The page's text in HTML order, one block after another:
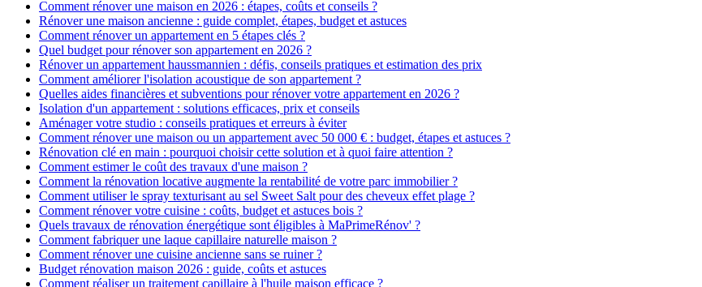
Comment rénover une maison en 2026 : étapes, coûts et conseils ?
Rénover une maison ancienne : guide complet, étapes, budget et astuces
Comment rénover un appartement en 5 étapes clés ?
Quel budget pour rénover son appartement en 2026 ?
Rénover un appartement haussmannien : défis, conseils pratiques et estimation des prix
Comment améliorer l'isolation acoustique de son appartement ?
Quelles aides financières et subventions pour rénover votre appartement en 2026 ?
Isolation d'un appartement : solutions efficaces, prix et conseils
Aménager votre studio : conseils pratiques et erreurs à éviter
Comment rénover une maison ou un appartement avec 50 000 € : budget, étapes et astuces ?
Rénovation clé en main : pourquoi choisir cette solution et à quoi faire attention ?
Comment estimer le coût des travaux d'une maison ?
Comment la rénovation locative augmente la rentabilité de votre parc immobilier ?
Comment utiliser le spray texturisant au sel Sweet Salt pour des cheveux effet plage ?
Comment rénover votre cuisine : coûts, budget et astuces bois ?
Quels travaux de rénovation énergétique sont éligibles à MaPrimeRénov' ?
Comment fabriquer une laque capillaire naturelle maison ?
Comment rénover une cuisine ancienne sans se ruiner ?
Budget rénovation maison 2026 : guide, coûts et astuces
Comment réaliser un traitement capillaire à l'huile maison efficace ?